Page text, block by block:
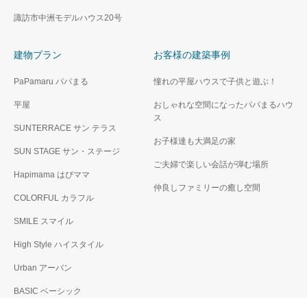
諏訪市中洲モデルハウス20号
建物プラン
PaPamaru パパまる
平屋
SUNTERRACE サン テラス
SUN STAGE サン・ステージ
Hapimama はぴママ
COLORFUL カラフル
SMILE スマイル
High Style ハイスタイル
Urban アーバン
BASIC ベーシック
お客様の建築事例
憧れの平屋ハウスで子供と遊ぶ！
おしゃれな空間になったパパまるハウ
ス
お子様達も大満足の家
ご夫婦で楽しい会話が弾む場所
仲良しファミリーの癒し空間